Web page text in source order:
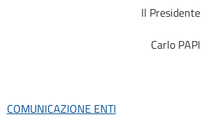
Il Presidente
Carlo PAPI
COMUNICAZIONE ENTI